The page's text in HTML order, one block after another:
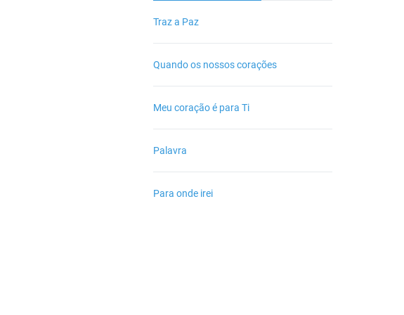
Traz a Paz
Quando os nossos corações
Meu coração é para Ti
Palavra
Para onde irei